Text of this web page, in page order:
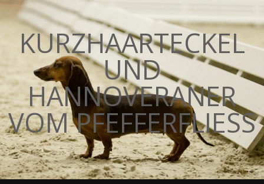
KURZHAARTECKEL
UND
HANNOVERANER
VOM PFEFFERFLIESS